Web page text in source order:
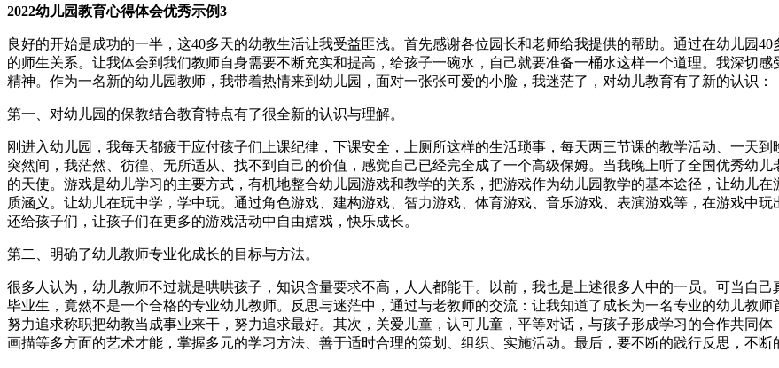
2022幼儿园教育心得体会优秀示例3
良好的开始是成功的一半，这40多天的幼教生活让我受益匪浅。首先感谢各位园长和老师给我提供的帮助。通过在幼儿园
的师生关系。让我体会到我们教师自身需要不断充实和提高，给孩子一碗水，自己就要准备一桶水这样一个道理。我深切
精神。作为一名新的幼儿园教师，我带着热情来到幼儿园，面对一张张可爱的小脸，我迷茫了，对幼儿教育有了新的认识：
第一、对幼儿园的保教结合教育特点有了很全新的认识与理解。
刚进入幼儿园，我每天都疲于应付孩子们上课纪律，下课安全，上厕所这样的生活琐事，每天两三节课的教学活动、一天
突然间，我茫然、彷徨、无所适从、找不到自己的价值，感觉自己已经完全成了一个高级保姆。当我晚上听了全国优秀幼
的天使。游戏是幼儿学习的主要方式，有机地整合幼儿园游戏和教学的关系，把游戏作为幼儿园教学的基本途径，让幼儿
质涵义。让幼儿在玩中学，学中玩。通过角色游戏、建构游戏、智力游戏、体育游戏、音乐游戏、表演游戏等，在游戏中
还给孩子们，让孩子们在更多的游戏活动中自由嬉戏，快乐成长。
第二、明确了幼儿教师专业化成长的目标与方法。
很多人认为，幼儿教师不过就是哄哄孩子，知识含量要求不高，人人都能干。以前，我也是上述很多人中的一员。可当自
毕业生，竟然不是一个合格的专业幼儿教师。反思与迷茫中，通过与老教师的交流：让我知道了成长为一名专业的幼儿教
努力追求称职把幼教当成事业来干，努力追求最好。其次，关爱儿童，认可儿童，平等对话，与孩子形成学习的合作共同
画描等多方面的艺术才能，掌握多元的学习方法、善于适时合理的策划、组织、实施活动。最后，要不断的践行反思，不断